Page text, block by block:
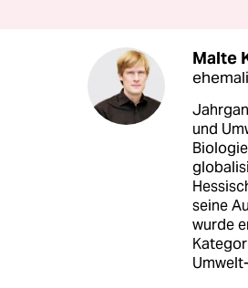
Malte
und
seine
wurde